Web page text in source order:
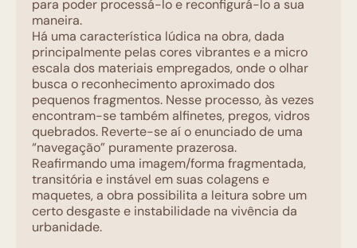
para poder processá-lo e reconfigurá-lo a sua
maneira.
Há uma característica lúdica na obra, dada
principalmente pelas cores vibrantes e a micro
escala dos materiais empregados, onde o olhar
busca o reconhecimento aproximado dos
pequenos fragmentos. Nesse processo, às vezes
encontram-se também alfinetes, pregos, vidros
quebrados. Reverte-se aí o enunciado de uma
“navegação” puramente prazerosa.
Reafirmando uma imagem/forma fragmentada,
transitória e instável em suas colagens e
maquetes, a obra possibilita a leitura sobre um
certo desgaste e instabilidade na vivência da
urbanidade.